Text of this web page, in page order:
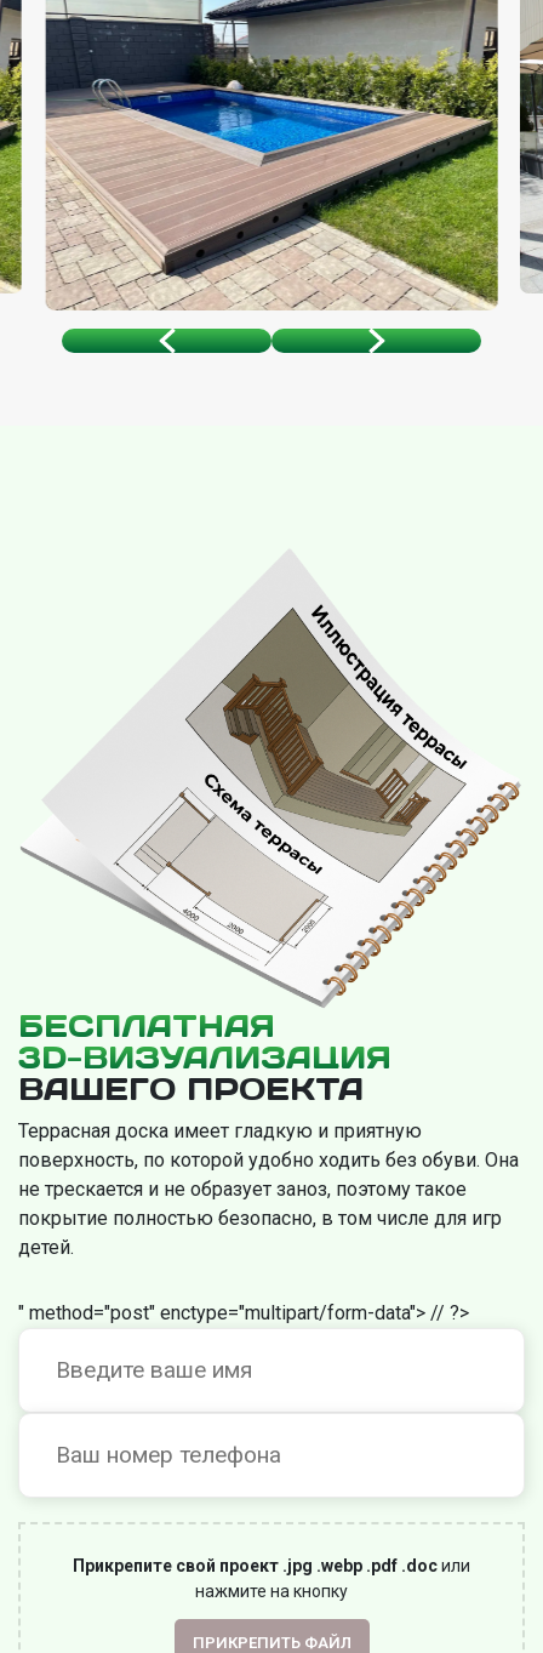
БЕСПЛАТНАЯ
3D-ВИЗУАЛИЗАЦИЯ
ВАШЕГО ПРОЕКТА
Террасная доска имеет гладкую и приятную
поверхность, по которой удобно ходить без обуви. Она
не трескается и не образует заноз, поэтому такое
покрытие полностью безопасно, в том числе для игр
детей.
" method="post" enctype="multipart/form-data"> // ?>
Прикрепите свой проект .jpg .webp .pdf .docили
нажмите на кнопку
ПРИКРЕПИТЬ ФАЙЛ